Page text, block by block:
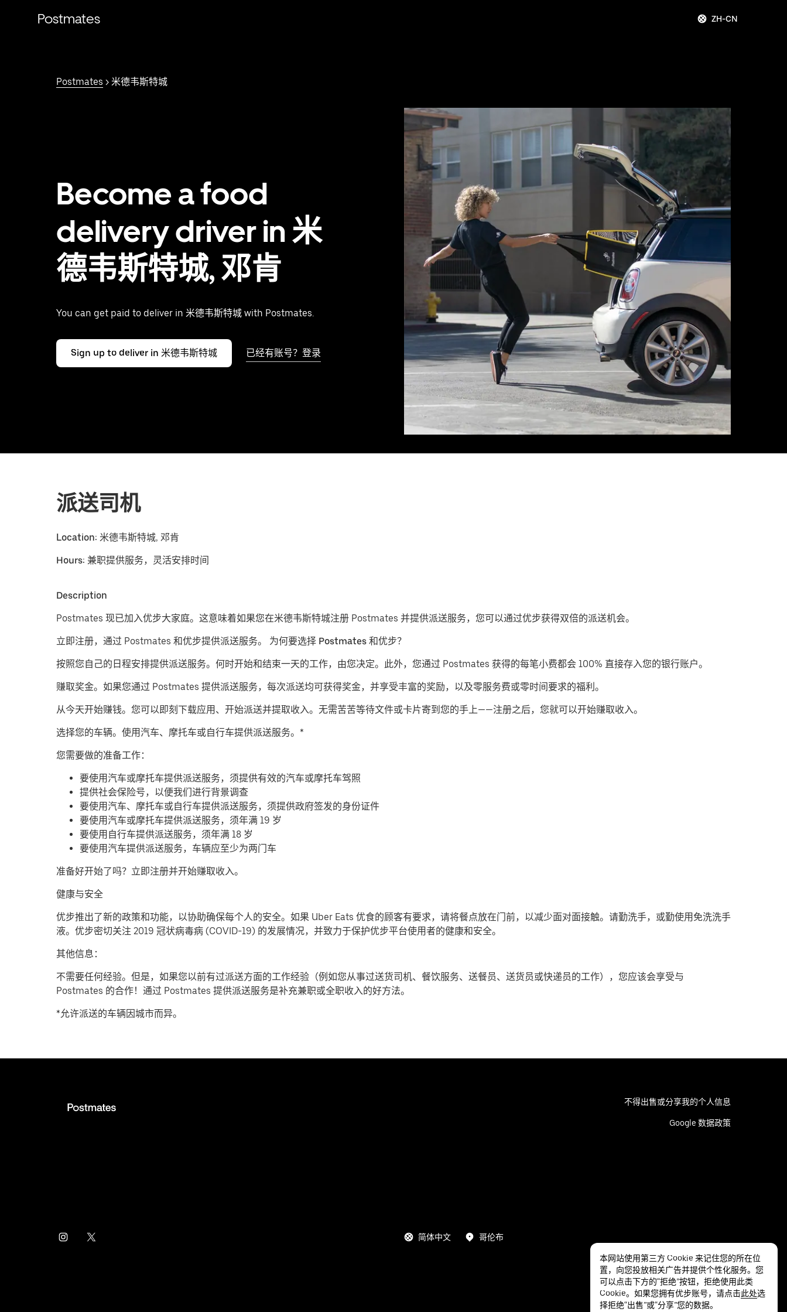
Postmates ZH-CN
Postmates > 米德韦斯特城
Become a food
delivery driver in 米
德韦斯特城, 邓肯
You can get paid to deliver in 米德韦斯特城 with Postmates.
Sign up to deliver in 米德韦斯特城 已经有账号？登录
派送司机
Location: 米德韦斯特城, 邓肯
Hours: 兼职提供服务，灵活安排时间
Description
Postmates 现已加入优步大家庭。这意味着如果您在米德韦斯特城注册 Postmates 并提供派送服务，您可以通过优步获得双倍的派送机会。
立即注册，通过 Postmates 和优步提供派送服务。 为何要选择 Postmates 和优步？
按照您自己的日程安排提供派送服务。 何时开始和结束一天的工作，由您决定。此外，您通过 Postmates 获得的每笔小费都会 100% 直接存入您的银行账户。
赚取奖金。 如果您通过 Postmates 提供派送服务，每次派送均可获得奖金，并享受丰富的奖励，以及零服务费或零时间要求的福利。
从今天开始赚钱。 您可以即刻下载应用、开始派送并提取收入。无需苦苦等待文件或卡片寄到您的手上——注册之后，您就可以开始赚取收入。
​选择您的车辆。使用汽车、摩托车或自行车提供派送服务。*
您需要做的准备工作：
要使用汽车或摩托车提供派送服务，须提供有效的汽车或摩托车驾照
提供社会保险号，以便我们进行背景调查
要使用汽车、摩托车或自行车提供派送服务，须提供政府签发的身份证件
要使用汽车或摩托车提供派送服务，须年满 19 岁
要使用自行车提供派送服务，须年满 18 岁
要使用汽车提供派送服务，车辆应至少为两门车
准备好开始了吗？立即注册并开始赚取收入。
健康与安全
优步推出了新的政策和功能，以协助确保每个人的安全。如果 Uber Eats 优食的顾客有要求，请将餐点放在门前，以减少面对面接触。请勤洗手，或勤使用免洗洗手
液。优步密切关注 2019 冠状病毒病 (COVID-19) 的发展情况，并致力于保护优步平台使用者的健康和安全。
其他信息：
不需要任何经验。但是，如果您以前有过派送方面的工作经验（例如您从事过送货司机、餐饮服务、送餐员、送货员或快递员的工作），您应该会享受与
Postmates 的合作！通过 Postmates 提供派送服务是补充兼职或全职收入的好方法。
*允许派送的车辆因城市而异。
不得出售或分享我的个人信息
Google 数据政策
简体中文 哥伦布
隐私 无障碍服务
本网站使用第三方 Cookie 来记住您的所在位
置，向您投放相关广告并提供个性化服务。您
可以点击下方的“拒绝”按钮，拒绝使用此类
Cookie。如果您拥有优步账号，请点击此处选
择拒绝“出售”或“分享”您的数据。